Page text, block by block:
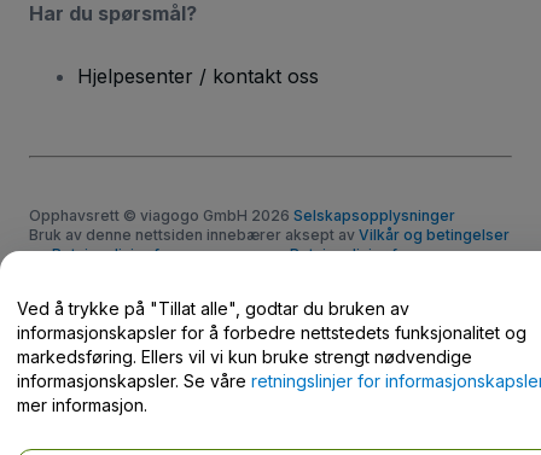
Har du spørsmål?
Hjelpesenter / kontakt oss
Opphavsrett © viagogo GmbH 2026 Selskapsopplysninger
Bruk av denne nettsiden innebærer aksept av Vilkår og betingelser
ogRetningslinjer for personvernogRetningslinjer for
Ved å trykke på "Tillat alle", godtar du bruken av
informasjonskapsler for å forbedre nettstedets funksjonalitet og
markedsføring. Ellers vil vi kun bruke strengt nødvendige
informasjonskapsler. Se våre retningslinjer for
mer informasjon.